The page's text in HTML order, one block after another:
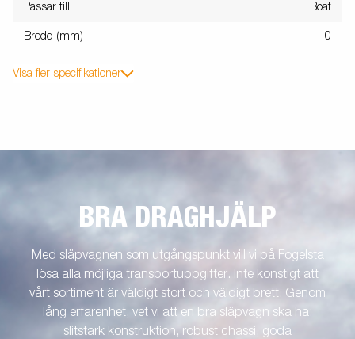
Passar till Boat
Bredd (mm) 0
Visa fler specifikationer
BRA DRAGHJÄLP
Med släpvagnen som utgångspunkt vill vi på Fogelsta
lösa alla möjliga transportuppgifter. Inte konstigt att
vårt sortiment är väldigt stort och väldigt brett. Genom
lång erfarenhet, vet vi att en bra släpvagn ska ha:
slitstark konstruktion, robust chassi, goda